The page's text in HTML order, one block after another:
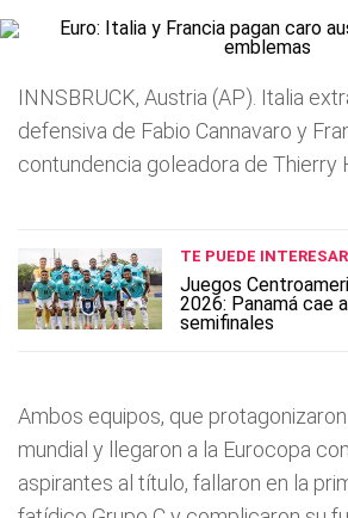
INNSBRUCK, Austria (AP). Italia
defensiva de Fabio Cannavaro y
contundencia goleadora de Thierry
TE PUEDE
Juegos
2026: Panamá cae
semifinales
Ambos equipos, que
mundial y llegaron a la Eurocopa
aspirantes al tí­tulo, fallaron en la